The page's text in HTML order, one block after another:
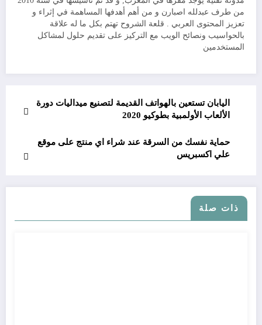
من طرف عبدلله اصبارن و من أهم أهدفها المساهمة في إثراء و
تعزيز المحتوى العربي . قلعة الشروح تهتم بكل ما له علاقة
بالحواسيب ونصائح الويب مع التركيز على تقديم حلول لمشاكل
المستخدمين
اليابان تستعين بالهواتف القديمة لتصنيع ميداليات دورة
الألعاب الأولمبية بطوكيو 2020
حماية نفسك من السرقة عند شراء اي منتج على موقع
علي اكسبريس
ذات صلة